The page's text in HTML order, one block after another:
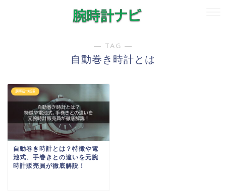
― TAG ―
自動巻き時計とは
腕時計知識
自動巻き時計とは？特徴や電
池式、手巻きとの違いを元腕
時計販売員が徹底解説！